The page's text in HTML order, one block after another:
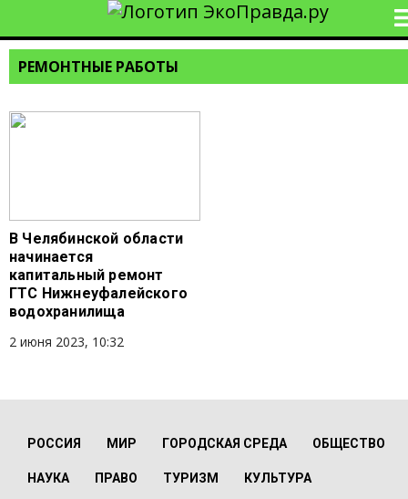
РЕМОНТНЫЕ РАБОТЫ
В Челябинской области
начинается
капитальный ремонт
ГТС Нижнеуфалейского
водохранилища
2 июня 2023, 10:32
РОССИЯ МИР ГОРОДСКАЯ СРЕДА ОБЩЕСТВО
НАУКА ПРАВО ТУРИЗМ КУЛЬТУРА